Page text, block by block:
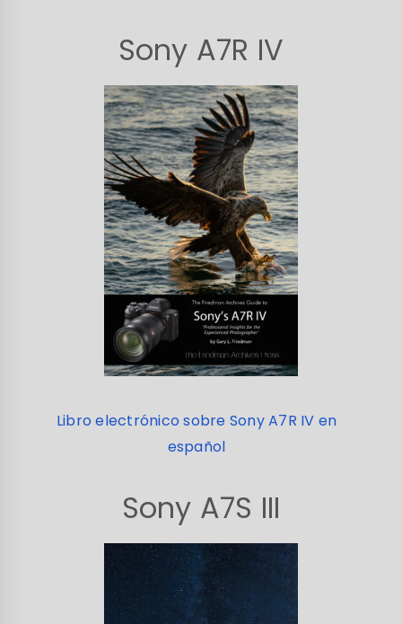
Sony A7R IV
Libro electrónico sobre Sony A7R IV en
español
Sony A7S III